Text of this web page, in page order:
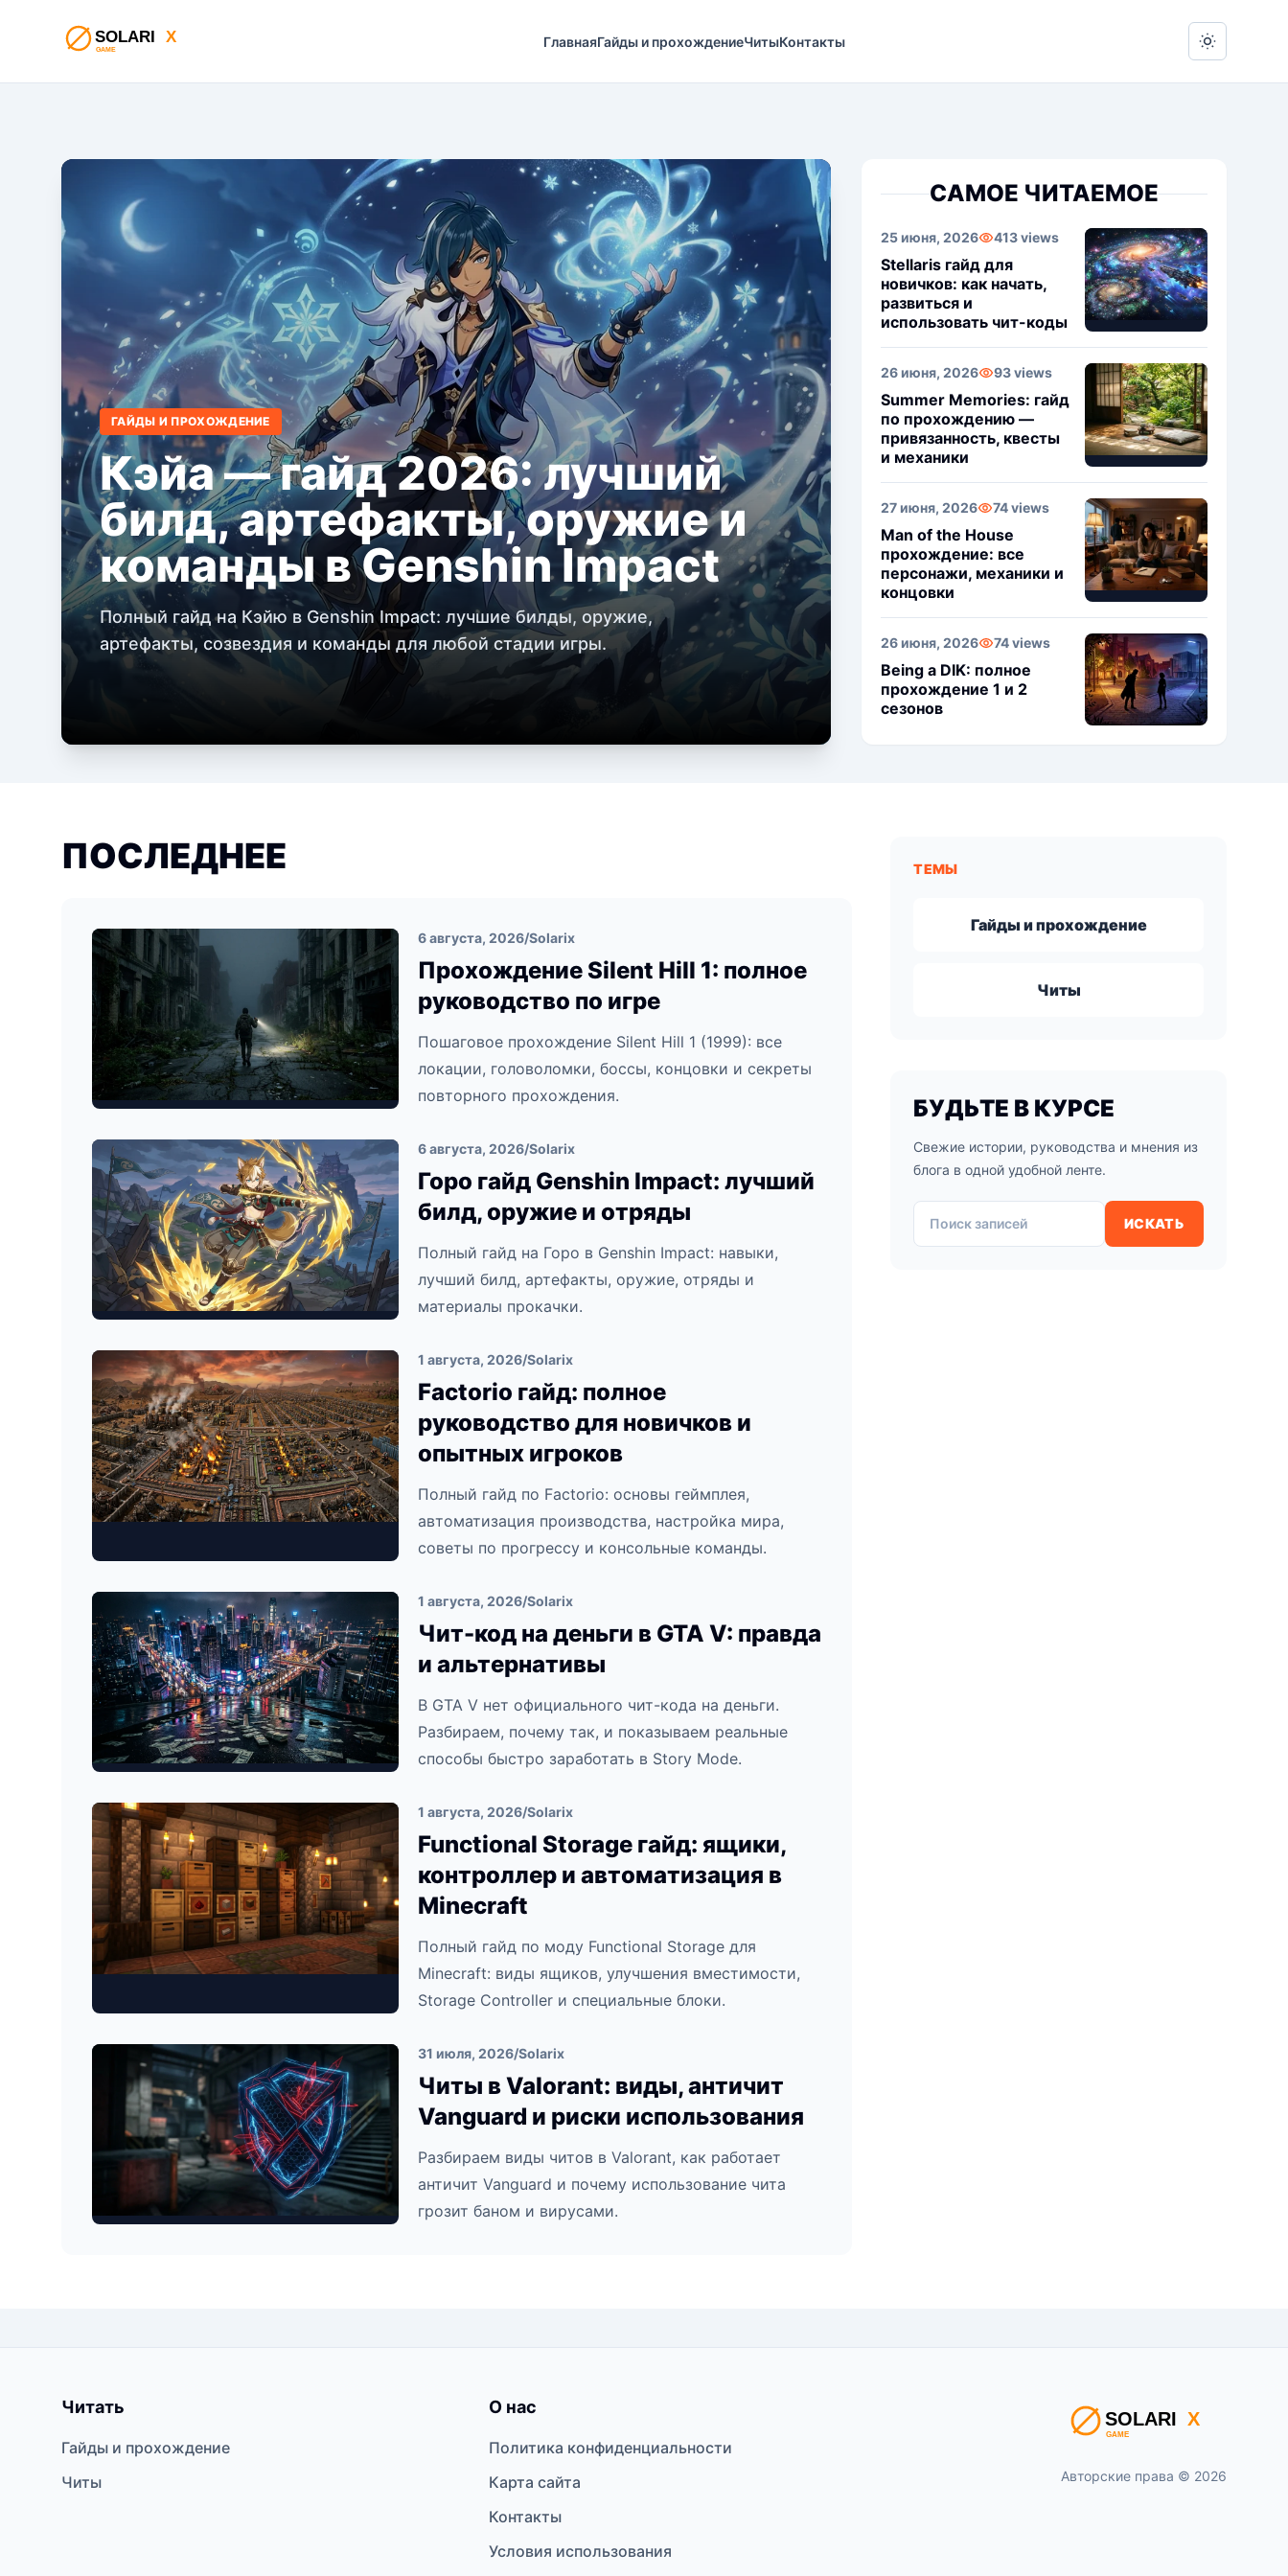
ГлавнаяГайды и прохождениеЧитыКонтакты Switch to
ГАЙДЫ И ПРОХОЖДЕНИЕ
Кэйа — гайд 2026: лучший
билд, артефакты, оружие и
команды в Genshin Impact
Полный гайд на Кэйю в Genshin Impact: лучшие билды, оружие,
артефакты, созвездия и команды для любой стадии игры.
САМОЕ ЧИТАЕМОЕ
25 июня, 2026 413 views
Stellaris гайд для
новичков: как начать,
развиться и
использовать чит-коды
26 июня, 2026 93 views
Summer Memories: гайд
по прохождению —
привязанность, квесты
и механики
27 июня, 2026 74 views
Man of the House
прохождение: все
персонажи, механики и
концовки
26 июня, 2026 74 views
Being a DIK: полное
прохождение 1 и 2
сезонов
ПОСЛЕДНЕЕ
6 августа, 2026/Solarix
Прохождение Silent Hill 1: полное
руководство по игре
Пошаговое прохождение Silent Hill 1 (1999): все
локации, головоломки, боссы, концовки и секреты
повторного прохождения.
6 августа, 2026/Solarix
Горо гайд Genshin Impact: лучший
билд, оружие и отряды
Полный гайд на Горо в Genshin Impact: навыки,
лучший билд, артефакты, оружие, отряды и
материалы прокачки.
1 августа, 2026/Solarix
Factorio гайд: полное
руководство для новичков и
опытных игроков
Полный гайд по Factorio: основы геймплея,
автоматизация производства, настройка мира,
советы по прогрессу и консольные команды.
1 августа, 2026/Solarix
Чит-код на деньги в GTA V: правда
и альтернативы
В GTA V нет официального чит-кода на деньги.
Разбираем, почему так, и показываем реальные
способы быстро заработать в Story Mode.
1 августа, 2026/Solarix
Functional Storage гайд: ящики,
контроллер и автоматизация в
Minecraft
Полный гайд по моду Functional Storage для
Minecraft: виды ящиков, улучшения вместимости,
Storage Controller и специальные блоки.
31 июля, 2026/Solarix
Читы в Valorant: виды, античит
Vanguard и риски использования
Разбираем виды читов в Valorant, как работает
античит Vanguard и почему использование чита
грозит баном и вирусами.
ТЕМЫ
Гайды и прохождение
Читы
БУДЬТЕ В КУРСЕ
Свежие истории, руководства и мнения из
блога в одной удобной ленте.
Поиск записей
ИСКАТЬ
Читать
Гайды и прохождение
Читы
О нас
Политика конфиденциальности
Карта сайта
Контакты
Условия использования
Авторские права © 2026